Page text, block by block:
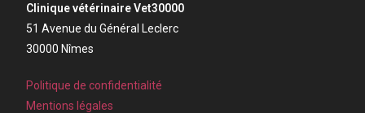
Clinique vétérinaire Vet30000
51 Avenue du Général Leclerc
30000 Nîmes
Politique de confidentialité
Mentions légales